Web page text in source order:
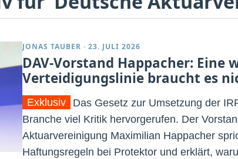
JONAS TAUBER · 23. JULI 2026
DAV-Vorstand Happacher: Eine
Verteidigungslinie braucht es
Exklusiv
Das Gesetz zur Umsetzung der
Branche viel Kritik hervorgerufen. Der
Aktuarvereinigung Maximilian Happacher
Haftungsregeln bei Protektor und erklärt,